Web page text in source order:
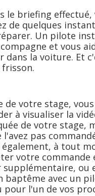
le briefing effectué,
de quelques
Un pilote
et vous
dans la voiture. Et
de votre stage,
à visualiser la
de votre stage,
l'avez pas
également, à tout
votre commande
supplémentaire, ou
baptême avec un
pour l'un de vos